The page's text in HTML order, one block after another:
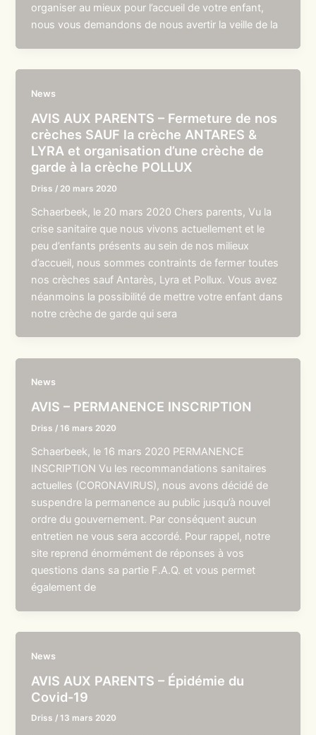
organiser au mieux pour l’accueil de votre enfant,
nous vous demandons de nous avertir la veille de la
News
AVIS AUX PARENTS – Fermeture de nos
crèches SAUF la crèche ANTARES &
LYRA et organisation d’une crèche de
garde à la crèche POLLUX
Driss / 20 mars 2020
Schaerbeek, le 20 mars 2020 Chers parents, Vu la
crise sanitaire que nous vivons actuellement et le
peu d’enfants présents au sein de nos milieux
d’accueil, nous sommes contraints de fermer toutes
nos crèches sauf Antarès, Lyra et Pollux. Vous avez
néanmoins la possibilité de mettre votre enfant dans
notre crèche de garde qui sera
News
AVIS – PERMANENCE INSCRIPTION
Driss /16 mars 2020
Schaerbeek, le 16 mars 2020 PERMANENCE
INSCRIPTION Vu les recommandations sanitaires
actuelles (CORONAVIRUS), nous avons décidé de
suspendre la permanence au public jusqu’à nouvel
ordre du gouvernement. Par conséquent aucun
entretien ne vous sera accordé. Pour rappel, notre
site reprend énormément de réponses à vos
questions dans sa partie F.A.Q. et vous permet
également de
News
AVIS AUX PARENTS – Épidémie du
Covid-19
Driss /13 mars 2020